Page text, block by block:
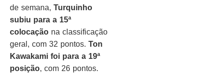
de semana, Turquinho
subiu para a 15ª
colocação na classificação
geral, com 32 pontos. Ton
Kawakami foi para a 19ª
posição, com 26 pontos.